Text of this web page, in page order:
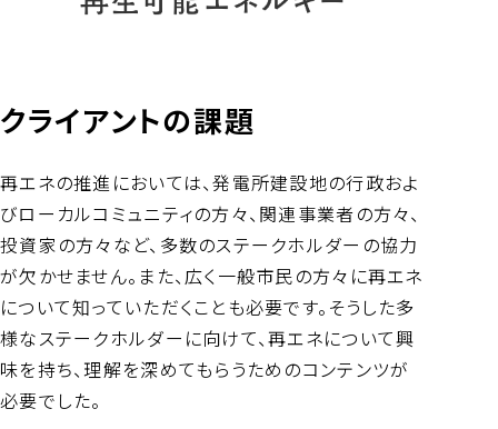
クライアントの課題
再エネの推進においては、発電所建設地の行政およ
びローカルコミュニティの方々、関連事業者の方々、
投資家の方々など、多数のステークホルダーの協力
が欠かせません。また、広く一般市民の方々に再エネ
について知っていただくことも必要です。そうした多
様なステークホルダーに向けて、再エネについて興
味を持ち、理解を深めてもらうためのコンテンツが
必要でした。